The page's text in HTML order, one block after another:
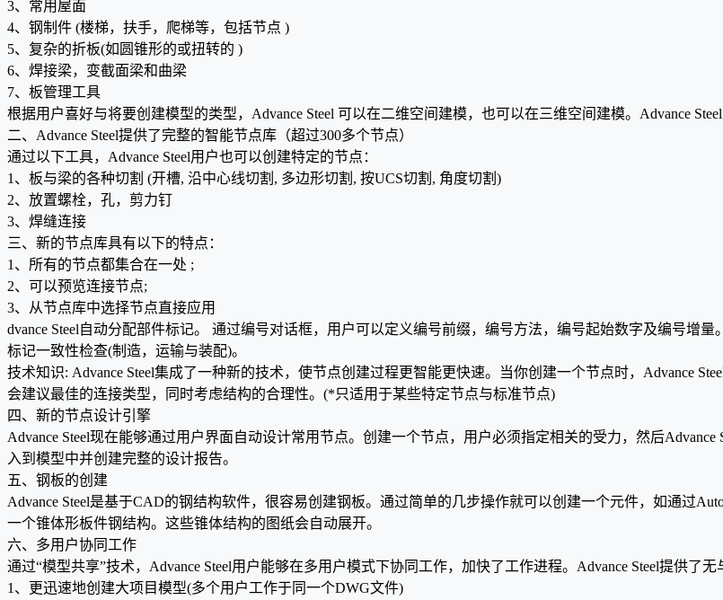
3、常用屋面
4、钢制件 (楼梯，扶手，爬梯等，包括节点 )
5、复杂的折板(如圆锥形的或扭转的 )
6、焊接梁，变截面梁和曲梁
7、板管理工具
根据用户喜好与将要创建模型的类型，Advance Steel 可以在二维空间建模，也可以在三维空间建模。Advance
二、Advance Steel提供了完整的智能节点库（超过300多个节点）
通过以下工具，Advance Steel用户也可以创建特定的节点：
1、板与梁的各种切割 (开槽, 沿中心线切割, 多边形切割, 按UCS切割, 角度切割)
2、放置螺栓，孔，剪力钉
3、焊缝连接
三、新的节点库具有以下的特点：
1、所有的节点都集合在一处 ;
2、可以预览连接节点;
3、从节点库中选择节点直接应用
dvance Steel自动分配部件标记。 通过编号对话框，用户可以定义编号前缀，编号方法，编号起始数字及编号增
标记一致性检查(制造，运输与装配)。
技术知识: Advance Steel集成了一种新的技术，使节点创建过程更智能更快速。当你创建一个节点时，Advance
会建议最佳的连接类型，同时考虑结构的合理性。(*只适用于某些特定节点与标准节点)
四、新的节点设计引擎
Advance Steel现在能够通过用户界面自动设计常用节点。创建一个节点，用户必须指定相关的受力，然后
入到模型中并创建完整的设计报告。
五、钢板的创建
Advance Steel是基于CAD的钢结构软件，很容易创建钢板。通过简单的几步操作就可以创建一个元件，如通过
一个锥体形板件钢结构。这些锥体结构的图纸会自动展开。
六、多用户协同工作
通过“模型共享”技术，Advance Steel用户能够在多用户模式下协同工作，加快了工作进程。Advance Steel提供了
1、更迅速地创建大项目模型(多个用户工作于同一个DWG文件)